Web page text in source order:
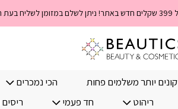
קונים יותר משלמים פחות הכי נמכרים
ריהוט חד פעמי